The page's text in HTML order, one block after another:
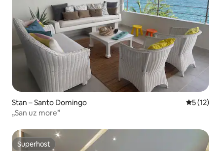
Stan – Santo Domingo Prosječna
5 (12)
„San uz more”
Superhost
Superhost